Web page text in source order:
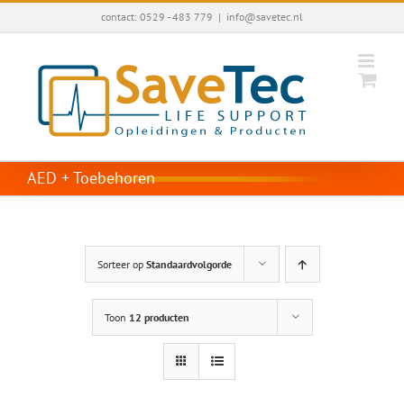
Ga
contact: 0529 - 483 779 | info@savetec.nl
AED + Toebehoren
Sorteer op Standaardvolgorde
Toon 12 producten